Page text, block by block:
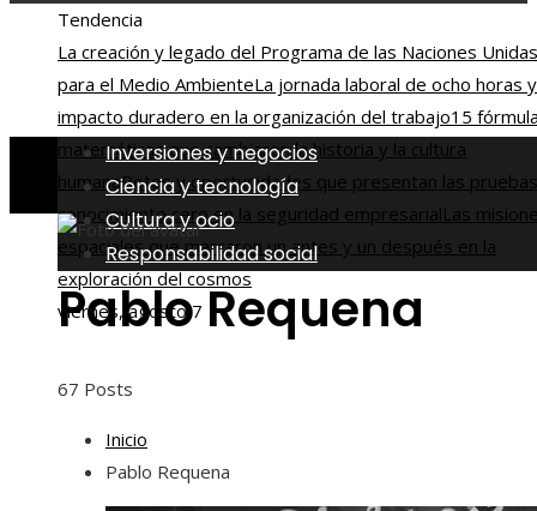
Tendencia
La creación y legado del Programa de las Naciones Unidas
para el Medio AmbienteLa jornada laboral de ocho horas
impacto duradero en la organización del trabajo15
matemáticas que cambiaron la historia y la cultura
humanaRetos y oportunidades que presentan las
conocimiento cero en la seguridad empresarialLas
espaciales que marcaron un antes y un después en la
exploración del cosmos
viernes, agosto 7
Inversiones y negocios
Ciencia y tecnología
Cultura y ocio
Responsabilidad social
Pablo Requena
67 Posts
Inicio
Pablo Requena